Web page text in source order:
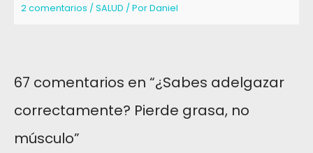
2 comentarios / SALUD / PorDaniel
67 comentarios en “¿Sabes adelgazar
correctamente? Pierde grasa, no
músculo”